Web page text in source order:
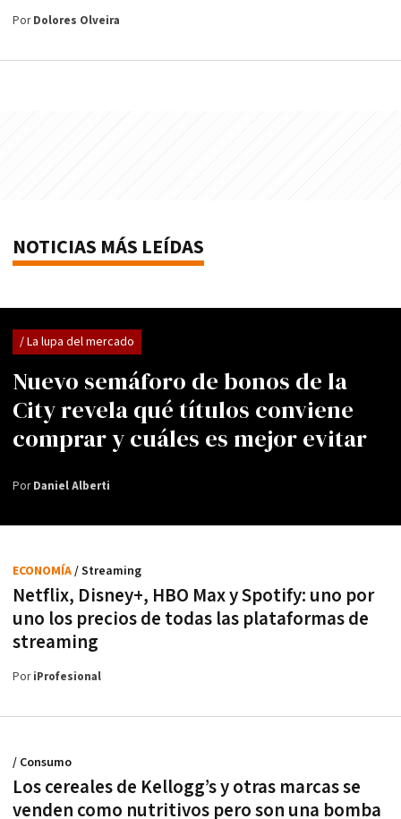
PorDolores Olveira
NOTICIAS MÁS LEÍDAS
Nuevo semáforo de bonos de la
City revela qué títulos conviene
comprar y cuáles es mejor evitar
/ La lupa del mercado
PorDaniel Alberti
Netflix, Disney+, HBO Max y Spotify: uno por
uno los precios de todas las plataformas de
streaming
ECONOMÍA/ Streaming
PoriProfesional
Los cereales de Kellogg’s y otras marcas se
venden como nutritivos pero son una bomba
/ Consumo